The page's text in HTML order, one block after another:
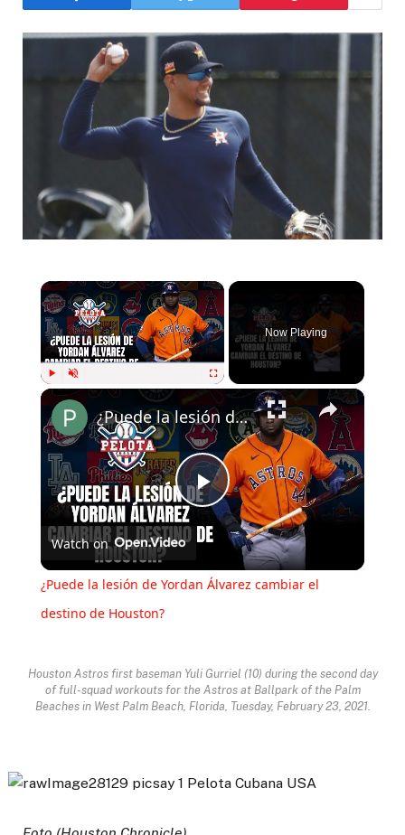
×
Play Unmute
Now Playing
×
Play
Video
¿Puede la lesión de Yordan Álvarez cambiar el destino de Houston?
Watch on
¿Puede la lesión de Yordan Álvarez cambiar el
destino de Houston?
Houston Astros first baseman Yuli Gurriel (10) during the second day
of full-squad workouts for the Astros at Ballpark of the Palm
Beaches in West Palm Beach, Florida, Tuesday, February 23, 2021.